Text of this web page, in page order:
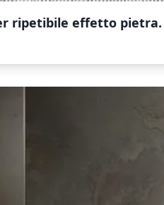
ripetibile effetto pietra.